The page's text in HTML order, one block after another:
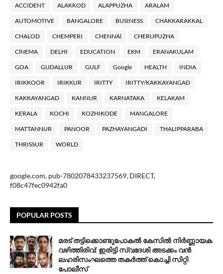
ACCIDENT ALAKKOD ALAPPUZHA ARALAM
AUTOMOTIVE BANGALORE BUSINESS CHAKKARAKKAL
CHALOD CHEMPERI CHENNAl CHERUPUZHA
ClNEMA DELHI EDUCATION EKM ERANAKULAM
GOA GUDALLUR GULF Google HEALTH INDIA
IRIKKOOR IRIKKUR IRITTY IRITTY/KAKKAYANGAD
KAKKAYANGAD KANNUR KARNATAKA KELAKAM
KERALA KOCHI KOZHIKODE MANGALORE
MATTANNUR PANOOR PAZHAYANGADI THALIPPARABA
THRISSUR WORLD
google.com, pub-7802078433237569, DIRECT,
f08c47fec0942fa0
POPULAR POSTS
മരട് തട്ടിക്കൊണ്ടുപോകൽ കേസിൽ നിർണ്ണായക
വഴിത്തിരിവ്: ഇരിട്ടി സ്വദേശി അടക്കം വൻ
ലഹരിസംഘത്തെ തകർത്ത് കൊച്ചി സിറ്റി
പോലീസ്